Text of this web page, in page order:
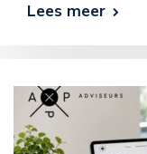
Lees meer